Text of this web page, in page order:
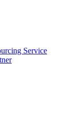
Service